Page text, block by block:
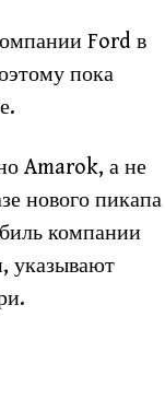
Ford в
пока
Amarok, а не
нового пикапа
компании
указывают